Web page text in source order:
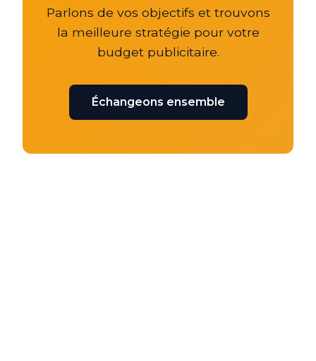
Parlons de vos objectifs et trouvons
la meilleure stratégie pour votre
budget publicitaire.
Échangeons ensemble